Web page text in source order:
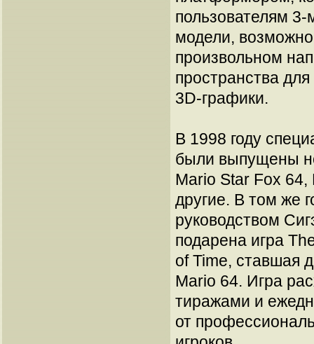
пользователям
модели,
произвольном
пространства
3D-графики.
В 1998 году
были выпущены
Mario Star Fox
другие. В том же
руководством
подарена игра
of Time, ставшая
Mario 64. Игра
тиражами и
от